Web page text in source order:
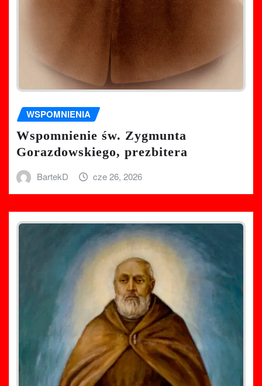
WSPOMNIENIA
Wspomnienie św. Zygmunta
Gorazdowskiego, prezbitera
BartekD cze 26, 2026